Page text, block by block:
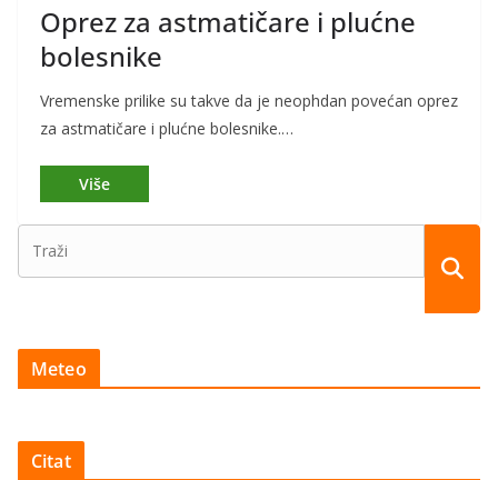
Oprez za astmatičare i plućne
bolesnike
Vremenske prilike su takve da je neophdan povećan oprez
za astmatičare i plućne bolesnike.…
Meteo
Citat